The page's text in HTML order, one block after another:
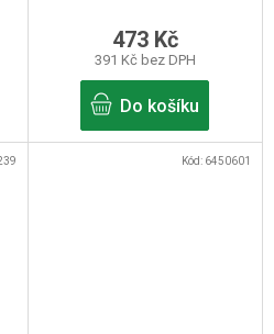
391 Kč bez DPH
473 Kč
Do košíku
Kód: 6450601